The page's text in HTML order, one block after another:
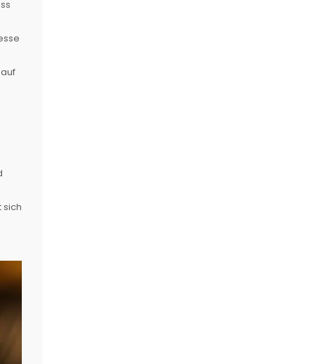
sich